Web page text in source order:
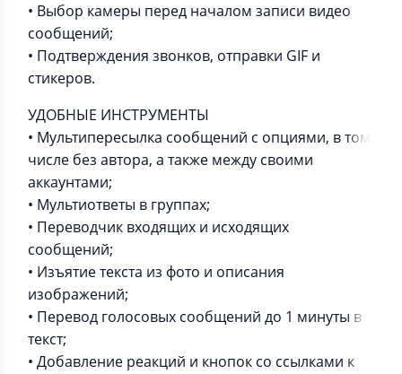
• Выбор камеры перед началом записи видео
сообщений;
• Подтверждения звонков, отправки GIF и
стикеров.
УДОБНЫЕ ИНСТРУМЕНТЫ
• Мультипересылка сообщений c опциями, в том
числе без автора, а также между своими
аккаунтами;
• Мультиответы в группах;
• Переводчик входящих и исходящих
сообщений;
• Изъятие текста из фото и описания
изображений;
• Перевод голосовых сообщений до 1 минуты в
текст;
• Добавление реакций и кнопок со ссылками к